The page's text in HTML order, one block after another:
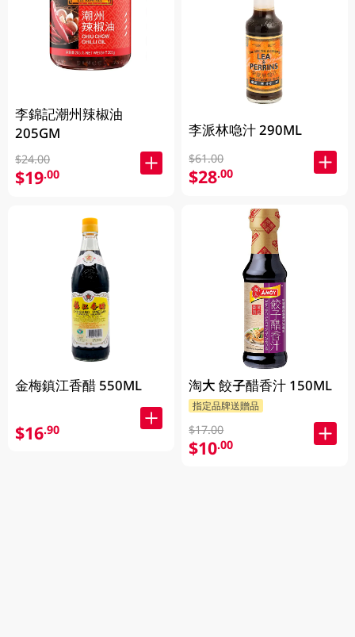
李錦記潮州辣椒油
205GM
$24.00
$19.00
金梅鎮江香醋 550ML
$16.90
李派林喼汁 290ML
$61.00
$28.00
淘大 餃子醋香汁 150ML
指定品牌送贈品
$17.00
$10.00